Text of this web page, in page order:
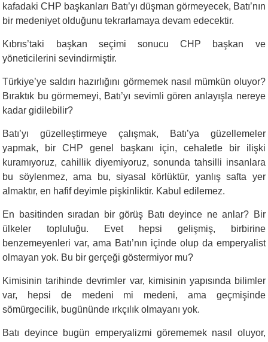
kafadaki CHP başkanları Batı’yı düşman görmeyecek, Batı’nın
bir medeniyet olduğunu tekrarlamaya devam edecektir.
Kıbrıs’taki başkan seçimi sonucu CHP başkan ve
yöneticilerini sevindirmiştir.
Türkiye’ye saldırı hazırlığını görmemek nasıl mümkün oluyor?
Bıraktık bu görmemeyi, Batı’yı sevimli gören anlayışla nereye
kadar gidilebilir?
Batı’yı güzelleştirmeye çalışmak, Batı’ya güzellemeler
yapmak, bir CHP genel başkanı için, cehaletle bir ilişki
kuramıyoruz, cahillik diyemiyoruz, sonunda tahsilli insanlara
bu söylenmez, ama bu, siyasal körlüktür, yanlış safta yer
almaktır, en hafif deyimle pişkinliktir. Kabul edilemez.
En basitinden sıradan bir görüş Batı deyince ne anlar? Bir
ülkeler topluluğu. Evet hepsi gelişmiş, birbirine
benzemeyenleri var, ama Batı’nın içinde olup da emperyalist
olmayan yok. Bu bir gerçeği göstermiyor mu?
Kimisinin tarihinde devrimler var, kimisinin yapısında bilimler
var, hepsi de medeni mi medeni, ama geçmişinde
sömürgecilik, bugününde ırkçılık olmayanı yok.
Batı deyince bugün emperyalizmi görememek nasıl oluyor,